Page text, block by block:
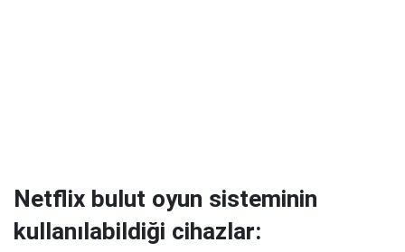
Netflix bulut oyun sisteminin
kullanılabildiği cihazlar: